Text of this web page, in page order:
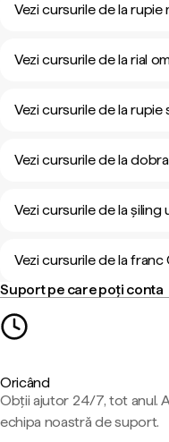
Vezi cursurile de la rupie
Vezi cursurile de la rial
Vezi cursurile de la
Vezi cursurile de la
Vezi cursurile de la
Vezi cursurile de la franc
Suport pe care poți conta
Oricând
Obții ajutor 24/7, tot anul.
echipa noastră de suport.